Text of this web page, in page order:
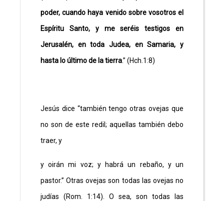
poder, cuando haya venido sobre vosotros el
Espíritu Santo, y me seréis testigos en
Jerusalén, en toda Judea, en Samaria, y
hasta lo último de la tierra.” (Hch.1:8)
Jesús dice “también tengo otras ovejas que
no son de este redil; aquellas también debo
traer, y
y oirán mi voz; y habrá un rebaño, y un
pastor.” Otras ovejas son todas las ovejas no
judías (Rom. 1:14). O sea, son todas las